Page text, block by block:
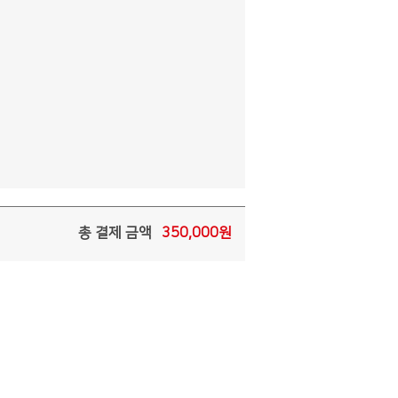
총 결제 금액 350,000원